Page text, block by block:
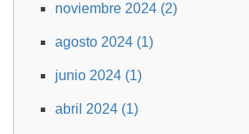
noviembre 2024 (2)
agosto 2024 (1)
junio 2024 (1)
abril 2024 (1)